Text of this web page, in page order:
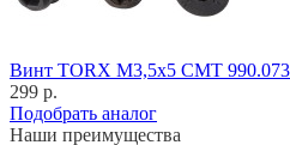
Винт TORX M3,5x5 CMT
299 р.
Подобрать аналог
Наши преимущества